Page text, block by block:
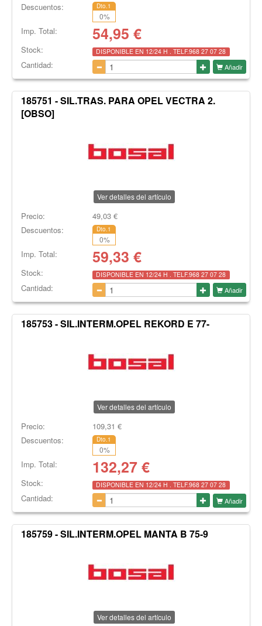
Descuentos:
Dto.1
0%
Imp. Total: 54,95 €
Stock: DISPONIBLE EN 12/24 H . TELF.968 27 07 28
Cantidad: Añadir
185751 - SIL.TRAS. PARA OPEL VECTRA 2.
[OBSO]
Ver detalles del artículo
Precio: 49,03€
Descuentos:
Dto.1
0%
Imp. Total: 59,33 €
Stock: DISPONIBLE EN 12/24 H . TELF.968 27 07 28
Cantidad: Añadir
185753 - SIL.INTERM.OPEL REKORD E 77-
Ver detalles del artículo
Precio: 109,31 €
Descuentos:
Dto.1
0%
Imp. Total: 132,27€
Stock: DISPONIBLE EN 12/24 H . TELF.968 27 07 28
Cantidad: Añadir
185759 - SIL.INTERM.OPEL MANTA B 75-9
Ver detalles del artículo